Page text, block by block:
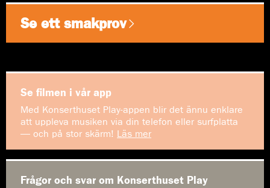
Se ett smakprov
Se filmen i vår app
Med Konserthuset Play-appen blir det ännu enklare
att uppleva musiken via din telefon eller surfplatta
— och på stor skärm! Läs mer
Frågor och svar om Konserthuset Play